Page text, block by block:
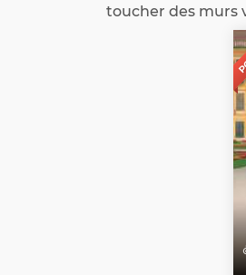
toucher des murs